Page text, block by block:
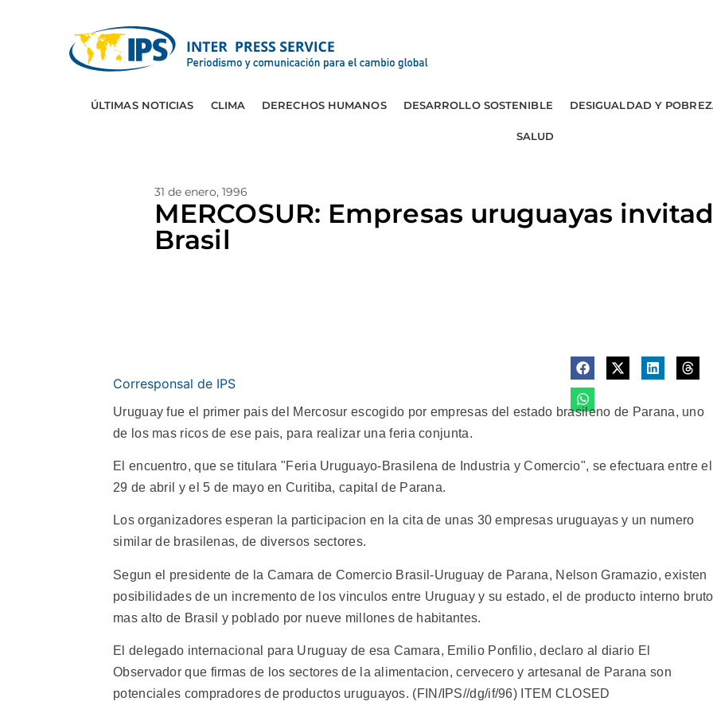
ÚLTIMAS NOTICIAS CLIMA DERECHOS HUMANOS DESARROLLO SOSTENIBLE DESIGUALDAD Y
SALUD
31 de enero, 1996
MERCOSUR: Empresas uruguayas
Brasil
Corresponsal de IPS
Uruguay fue el primer pais del Mercosur escogido por empresas del estado brasileno de Parana, uno
de los mas ricos de ese pais, para realizar una feria conjunta.
El encuentro, que se titulara "Feria Uruguayo-Brasilena de Industria y Comercio", se efectuara entre el
29 de abril y el 5 de mayo en Curitiba, capital de Parana.
Los organizadores esperan la participacion en la cita de unas 30 empresas uruguayas y un numero
similar de brasilenas, de diversos sectores.
Segun el presidente de la Camara de Comercio Brasil-Uruguay de Parana, Nelson Gramazio, existen
posibilidades de un incremento de los vinculos entre Uruguay y su estado, el de producto interno bruto
mas alto de Brasil y poblado por nueve millones de habitantes.
El delegado internacional para Uruguay de esa Camara, Emilio Ponfilio, declaro al diario El
Observador que firmas de los sectores de la alimentacion, cervecero y artesanal de Parana son
potenciales compradores de productos uruguayos. (FIN/IPS//dg/if/96) ITEM CLOSED